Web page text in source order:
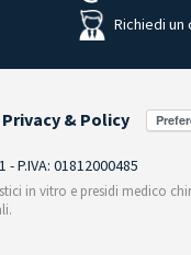
Richiedi
Privacy & Policy
P.IVA: 01812000485
in vitro e presidi medico